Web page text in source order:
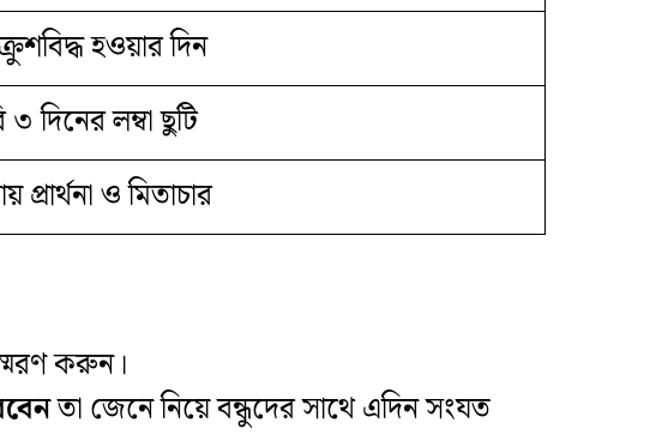
হওয়ার দিন
দিনের লম্বা ছুটি
প্রার্থনা ও মিতাচার
করুন।
তা জেনে নিয়ে বন্ধুদের সাথে এদিন সংযত